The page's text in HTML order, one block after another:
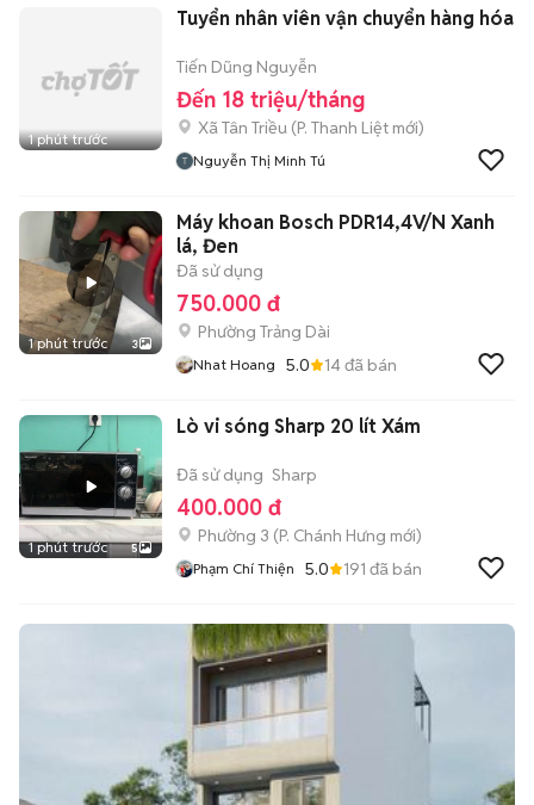
1 phút trước
Tuyển nhân viên vận chuyển hàng hóa
Tiến Dũng Nguyễn
Đến 18 triệu/tháng
Xã Tân Triều (P. Thanh Liệt mới)
Nguyễn Thị Minh Tú
1 phút trước 3
Máy khoan Bosch PDR14,4V/N Xanh
lá, Đen
Đã sử dụng
750.000 đ
Phường Trảng Dài
Nhat Hoang 5.0 14đã bán
1 phút trước 5
Lò vi sóng Sharp 20 lít Xám
Đã sử dụng Sharp
400.000 đ
Phường 3 (P. Chánh Hưng mới)
Phạm Chí Thiện 5.0 191 đã bán